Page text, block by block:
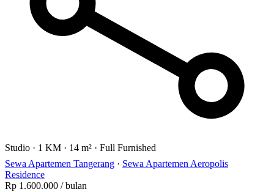
Studio · 1 KM · 14 m² · Full Furnished
Sewa Apartemen Tangerang · Sewa Apartemen Aeropolis
Residence
Rp 1.600.000 / bulan